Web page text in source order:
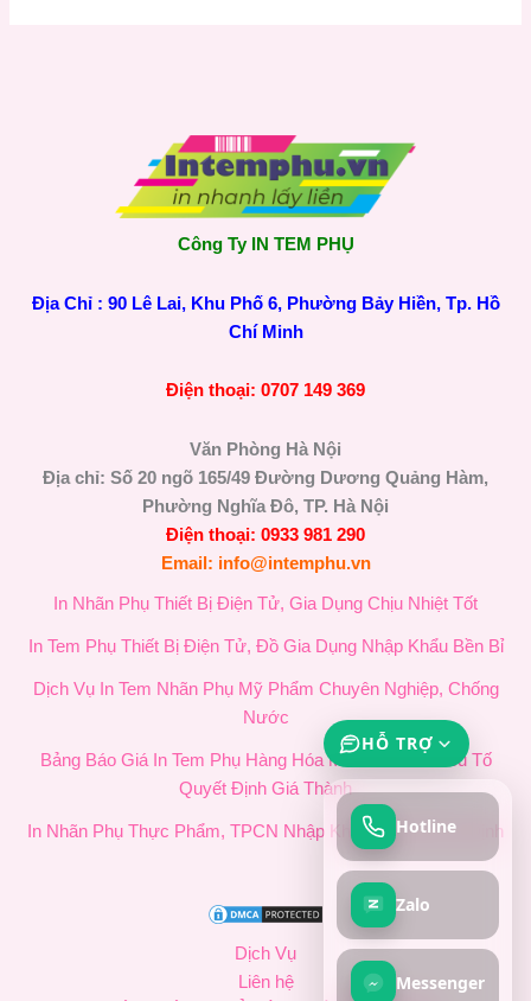
Công Ty IN TEM PHỤ
Địa Chỉ : 90 Lê Lai, Khu Phố 6, Phường Bảy Hiền, Tp. Hồ
Chí Minh
Điện thoại: 0707 149 369
Văn Phòng Hà Nội
Địa chỉ: Số 20 ngõ 165/49 Đường Dương Quảng Hàm,
Phường Nghĩa Đô, TP. Hà Nội
Điện thoại: 0933 981 290
Email: info@intemphu.vn
In Nhãn Phụ Thiết Bị Điện Tử, Gia Dụng Chịu Nhiệt Tốt
In Tem Phụ Thiết Bị Điện Tử, Đồ Gia Dụng Nhập Khẩu Bền Bỉ
Dịch Vụ In Tem Nhãn Phụ Mỹ Phẩm Chuyên Nghiệp, Chống
Nước
Bảng Báo Giá In Tem Phụ Hàng Hóa Mới Nhất & 4 Yếu Tố
Quyết Định Giá Thành
In Nhãn Phụ Thực Phẩm, TPCN Nhập Khẩu Chuẩn Quy Định
Dịch Vụ
Liên hệ
HỖ TRỢ
Hotline
Zalo
Messenger